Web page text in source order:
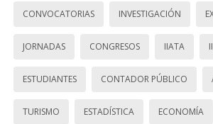
CONVOCATORIAS INVESTIGACIÓN
JORNADAS CONGRESOS IIATA
ESTUDIANTES CONTADOR PÚBLICO
TURISMO ESTADÍSTICA ECONOMÍA